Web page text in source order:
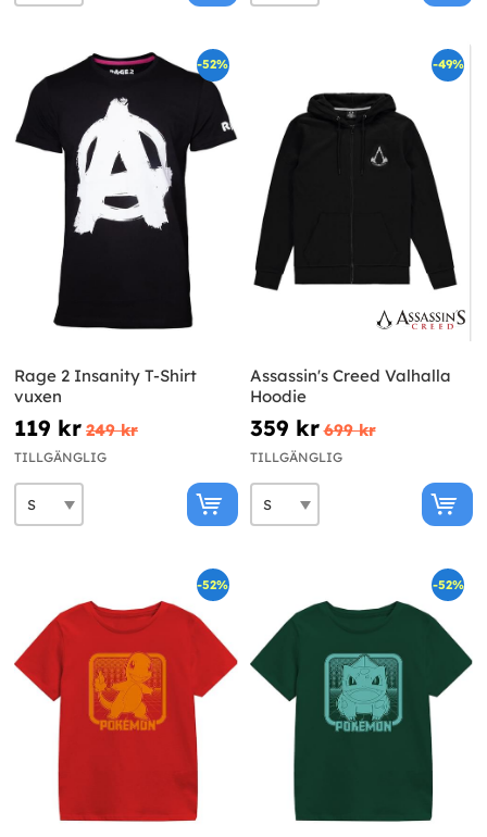
-52%
Rage 2 Insanity T-Shirt
vuxen
119 kr 249 kr
TILLGÄNGLIG
-49%
Assassin's Creed Valhalla
Hoodie
359 kr 699 kr
TILLGÄNGLIG
-52% -52%